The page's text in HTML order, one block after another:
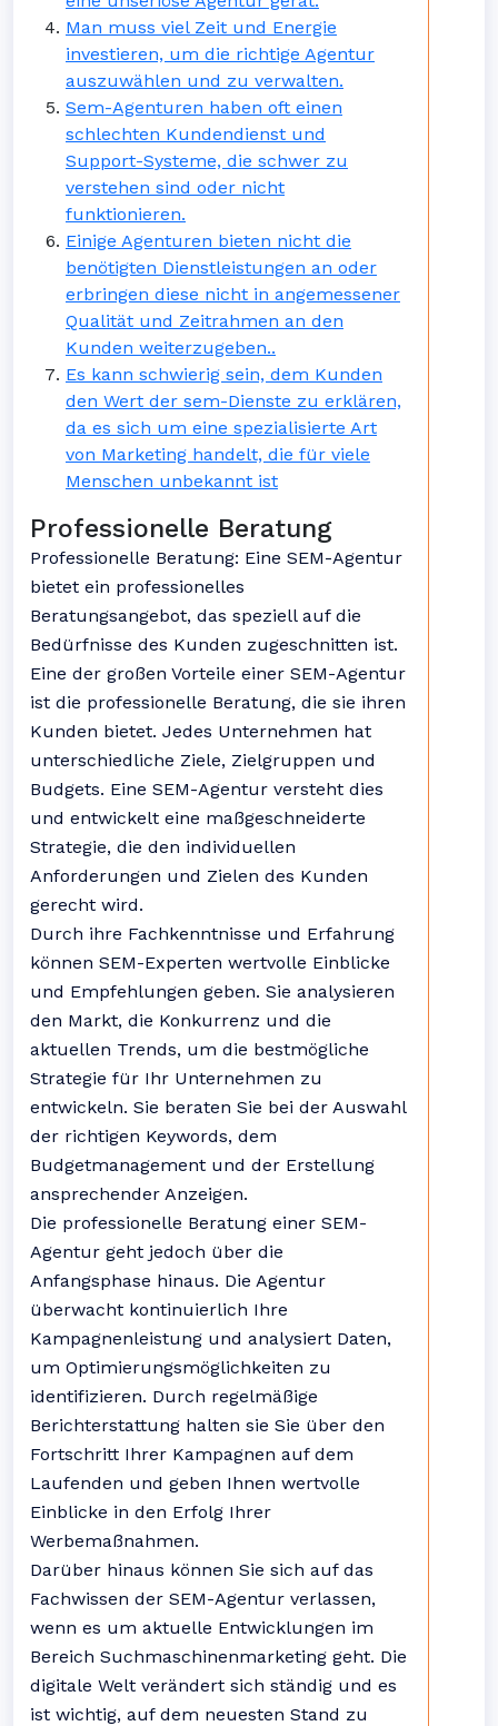
Man muss viel Zeit und Energie
investieren, um die richtige Agentur
auszuwählen und zu verwalten.
Sem-Agenturen haben oft einen
schlechten Kundendienst und
Support-Systeme, die schwer zu
verstehen sind oder nicht
funktionieren.
Einige Agenturen bieten nicht die
benötigten Dienstleistungen an oder
erbringen diese nicht in angemessener
Qualität und Zeitrahmen an den
Kunden weiterzugeben..
Es kann schwierig sein, dem Kunden
den Wert der sem-Dienste zu erklären,
da es sich um eine spezialisierte Art
von Marketing handelt, die für viele
Menschen unbekannt ist
Professionelle Beratung
Professionelle Beratung: Eine SEM-Agentur
bietet ein professionelles
Beratungsangebot, das speziell auf die
Bedürfnisse des Kunden zugeschnitten ist.
Eine der großen Vorteile einer SEM-Agentur
ist die professionelle Beratung, die sie ihren
Kunden bietet. Jedes Unternehmen hat
unterschiedliche Ziele, Zielgruppen und
Budgets. Eine SEM-Agentur versteht dies
und entwickelt eine maßgeschneiderte
Strategie, die den individuellen
Anforderungen und Zielen des Kunden
gerecht wird.
Durch ihre Fachkenntnisse und Erfahrung
können SEM-Experten wertvolle Einblicke
und Empfehlungen geben. Sie analysieren
den Markt, die Konkurrenz und die
aktuellen Trends, um die bestmögliche
Strategie für Ihr Unternehmen zu
entwickeln. Sie beraten Sie bei der Auswahl
der richtigen Keywords, dem
Budgetmanagement und der Erstellung
ansprechender Anzeigen.
Die professionelle Beratung einer SEM-
Agentur geht jedoch über die
Anfangsphase hinaus. Die Agentur
überwacht kontinuierlich Ihre
Kampagnenleistung und analysiert Daten,
um Optimierungsmöglichkeiten zu
identifizieren. Durch regelmäßige
Berichterstattung halten sie Sie über den
Fortschritt Ihrer Kampagnen auf dem
Laufenden und geben Ihnen wertvolle
Einblicke in den Erfolg Ihrer
Werbemaßnahmen.
Darüber hinaus können Sie sich auf das
Fachwissen der SEM-Agentur verlassen,
wenn es um aktuelle Entwicklungen im
Bereich Suchmaschinenmarketing geht. Die
digitale Welt verändert sich ständig und es
ist wichtig, auf dem neuesten Stand zu